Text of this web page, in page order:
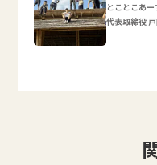
とことこあ
代表取締役